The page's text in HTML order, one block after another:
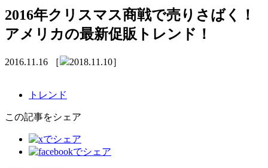
2016年クリスマス商戦で売りさばく！
アメリカの最新促販トレンド！
2016.11.16 ［ 2018.11.10］
トレンド
この記事をシェア